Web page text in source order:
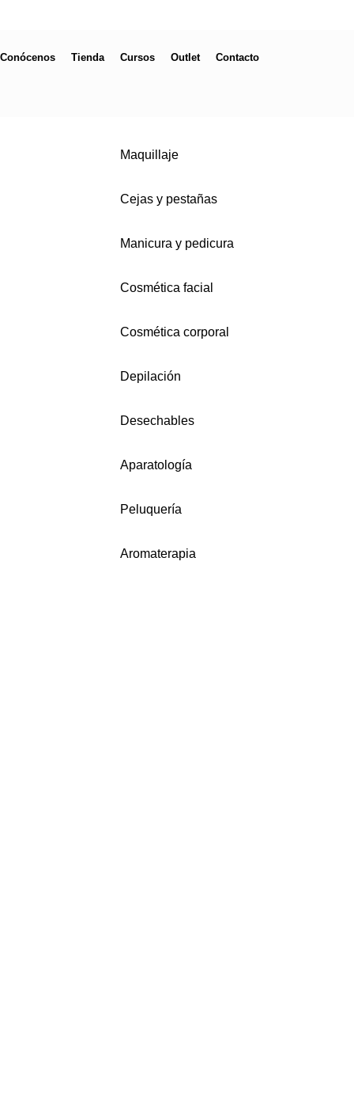
Conócenos Tienda Cursos Outlet Contacto
Maquillaje
Cejas y pestañas
Manicura y pedicura
Cosmética facial
Cosmética corporal
Depilación
Desechables
Aparatología
Peluquería
Aromaterapia